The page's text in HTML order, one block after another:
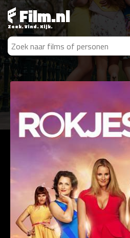
Film.nl
Zoek. Vind. Kijk.